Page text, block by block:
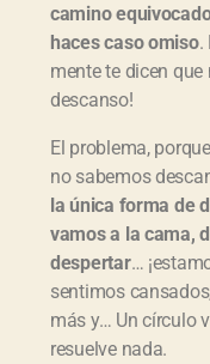
camino
haces caso omiso.
mente te dicen que
descanso!
El problema,
no sabemos
la única forma de
vamos a la cama,
despertar…
sentimos
más y… Un círculo
resuelve nada.